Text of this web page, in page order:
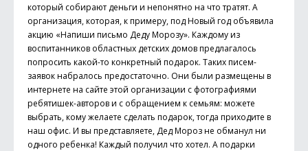
который собирают деньги и непонятно на что тратят. А
организация, которая, к примеру, под Новый год объявила
акцию «Напиши письмо Деду Морозу». Каждому из
воспитанников областных детских домов предлагалось
попросить какой-то конкретный подарок. Таких писем-
заявок набралось предостаточно. Они были размещены в
интернете на сайте этой организации с фотографиями
ребятишек-авторов и с обращением к семьям: можете
выбрать, кому желаете сделать подарок, тогда приходите в
наш офис. И вы представляете, Дед Мороз не обманул ни
одного ребенка! Каждый получил что хотел. А подарки